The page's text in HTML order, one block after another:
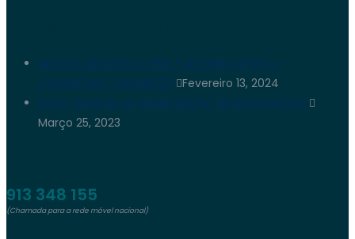
ARTIGO CIENTÍFICO (ENG.º VITORINO NEVES) –
CONGRESSO “CIRMARE23” Fevereiro 13, 2024
LIVRO “MANUAL DE MANUTENÇÃO EM EDIFICAÇÕES”
Março 25, 2023
913 348 155
(Chamada para a rede móvel nacional)